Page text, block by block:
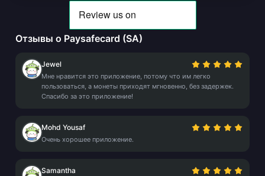
Отзывы о Paysafecard (SA)
Jewel
Мне нравится это приложение, потому что им легко
пользоваться, а монеты приходят мгновенно, без задержек.
Спасибо за это приложение!
Mohd Yousaf
Очень хорошее приложение.
Samantha